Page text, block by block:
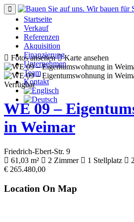
Startseite
Verkauf
Referenzen
Akquisition
Finanzierung
Unternehmen
Team
Kontakt
Fotos ansehen Karte ansehen
Verfügbar
WE 09 –
in Weimar
Friedrich-Ebert-Str. 9
61,03 m²
2 Zimmer 1 Stellplatz 2
€ 265.480,00
Location On Map